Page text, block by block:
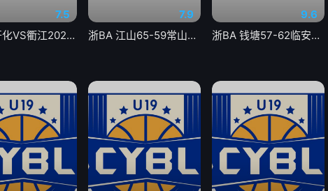
7.5
浙BA 开化VS衢江20260806
7.9
浙BA 江山65-59常山20260807
9.6
浙BA 钱塘57-62临安20260807